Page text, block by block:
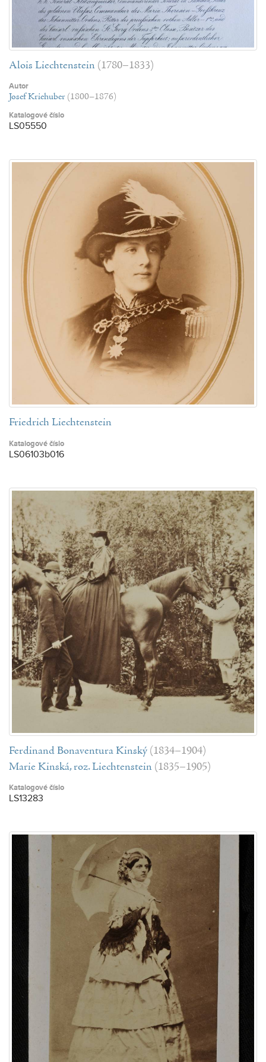
Alois Liechtenstein (1780–1833)
Autor
Josef Kriehuber (1800–1876)
Katalogové číslo
LS05550
Friedrich Liechtenstein
Katalogové číslo
LS06103b016
Ferdinand Bonaventura Kinský (1834–1904)
Marie Kinská, roz. Liechtenstein (1835–1905)
Katalogové číslo
LS13283